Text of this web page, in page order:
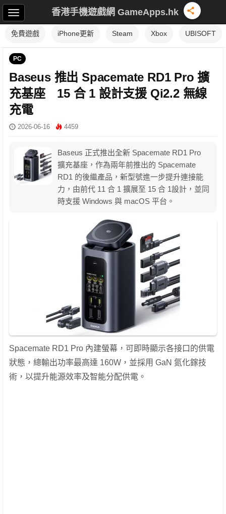
香港手機遊戲網 GameApps.hk
免費遊戲 iPhone更新 Steam Xbox UBISOFT
PC
Baseus 推出 Spacemate RD1 Pro 擴
充基座 15 合 1 設計支援 Qi2.2 無線
充電
2026-06-16 4459
Baseus 正式推出全新 Spacemate RD1 Pro
擴充基座，作為兩年前推出的 Spacemate
RD1 的後繼產品，新型號進一步提升連接能
力，由前代 11 合 1 擴展至 15 合 1設計，並同
時支援 Windows 與 macOS 平台。
Spacemate RD1 Pro 內建螢幕，可即時顯示各接口的供電
狀態，總輸出功率最高達 160W，並採用 GaN 氮化鎵技
術，以提升能源效率及智能分配供電。